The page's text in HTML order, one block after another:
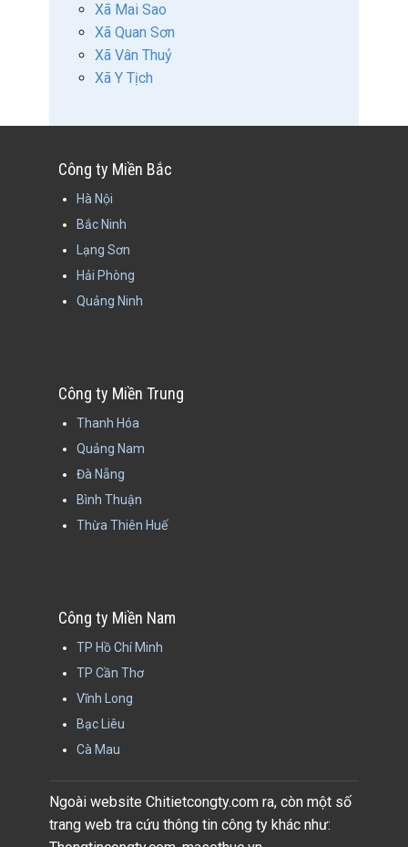
Xã Mai Sao
Xã Quan Sơn
Xã Vân Thuỷ
Xã Y Tịch
Công ty Miền Bắc
Hà Nội
Bắc Ninh
Lạng Sơn
Hải Phòng
Quảng Ninh
Công ty Miền Trung
Thanh Hóa
Quảng Nam
Đà Nẵng
Bình Thuận
Thừa Thiên Huế
Công ty Miền Nam
TP Hồ Chí Minh
TP Cần Thơ
Vĩnh Long
Bạc Liêu
Cà Mau
Ngoài website Chitietcongty.com ra, còn một số
trang web tra cứu thông tin công ty khác như: